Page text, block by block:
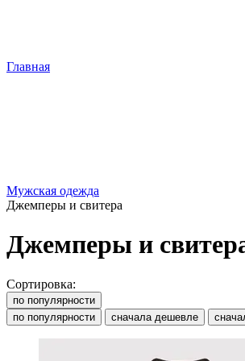
Главная
Мужская одежда
Джемперы и свитера
Джемперы и
Сортировка:
по популярности
по популярности
сначала дешевле